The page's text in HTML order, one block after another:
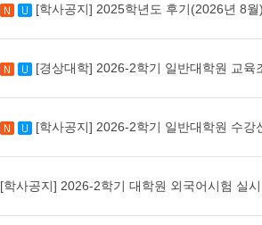
새 글수정됨
[학사공지] 2025학년도 후기(2026년 8
새 글수정됨
[경상대학] 2026-2학기 일반대학원 교육
새 글수정됨
[학사공지] 2026-2학기 일반대학원 수강
[학사공지] 2026-2학기 대학원 외국어시험 실